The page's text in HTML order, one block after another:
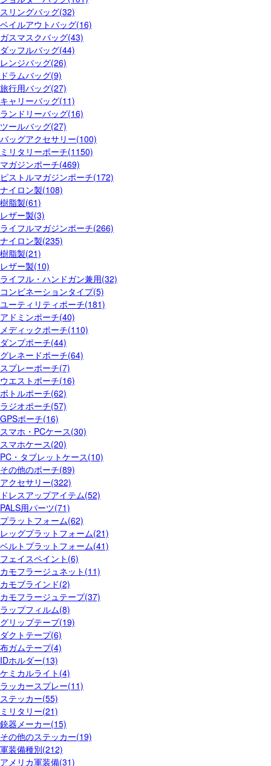
スリングバッグ(32)
ベイルアウトバッグ(16)
ガスマスクバッグ(43)
ダッフルバッグ(44)
レンジバッグ(26)
ドラムバッグ(9)
旅行用バッグ(27)
キャリーバッグ(11)
ランドリーバッグ(16)
ツールバッグ(27)
バッグアクセサリー(100)
ミリタリーポーチ(1150)
マガジンポーチ(469)
ピストルマガジンポーチ(172)
ナイロン製(108)
樹脂製(61)
レザー製(3)
ライフルマガジンポーチ(266)
ナイロン製(235)
樹脂製(21)
レザー製(10)
ライフル・ハンドガン兼用(32)
コンビネーションタイプ(5)
ユーティリティポーチ(181)
アドミンポーチ(40)
メディックポーチ(110)
ダンプポーチ(44)
グレネードポーチ(64)
スプレーポーチ(7)
ウエストポーチ(16)
ボトルポーチ(62)
ラジオポーチ(57)
GPSポーチ(16)
スマホ・PCケース(30)
スマホケース(20)
PC・タブレットケース(10)
その他のポーチ(89)
アクセサリー(322)
ドレスアップアイテム(52)
PALS用パーツ(71)
プラットフォーム(62)
レッグプラットフォーム(21)
ベルトプラットフォーム(41)
フェイスペイント(6)
カモフラージュネット(11)
カモブラインド(2)
カモフラージュテープ(37)
ラップフィルム(8)
グリップテープ(19)
ダクトテープ(6)
布ガムテープ(4)
IDホルダー(13)
ケミカルライト(4)
ラッカースプレー(11)
ステッカー(55)
ミリタリー(21)
銃器メーカー(15)
その他のステッカー(19)
軍装備種別(212)
アメリカ軍装備(31)